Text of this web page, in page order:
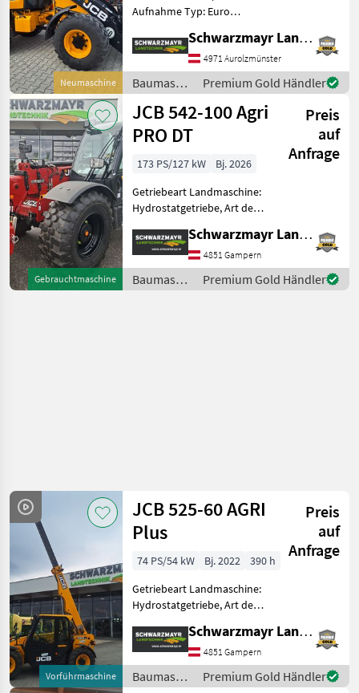
Neumaschine
Aufnahme Typ: Euro
Landmaschine:
Hydrostatgetriebe, hydr.
Geräteverriegelung, Kabine,
Klimaanlage,
Schnellwechselrahmen,
Zugmaul, Z
Schwarzmayr Landtechnik GmbH - Aurolzmünster
4971 Aurolzmünster
Baumaschinen
/ JCB
Premium Gold Händler
Gebrauchtmaschine
JCB 542-100 Agri
PRO DT
Preis
auf
Anfrage
173 PS/127 kW
Bj. 2026
Getriebeart Landmaschine:
Hydrostatgetriebe, Art der
Diesel,
Anhängevorrichtung, hydr.
Werkzeugverriegelung,
Klimaanlage, Sperrdiff.
Schwarzmayr Landtechnik GmbH - Gampern
4851 Gampern
Baumaschinen
/ JCB
Premium Gold Händler
Vorführmaschine
JCB 525-60 AGRI
Plus
Preis
auf
Anfrage
74 PS/54 kW Bj. 2022
390 h
Getriebeart Landmaschine:
Hydrostatgetriebe, Art der
Diesel, hydr.
Werkzeugverriegelung,
Sperrdiff. hinten, Sperrdiff.
vorne, Steuergerät dw Nr
Schwarzmayr Landtechnik GmbH - Gampern
4851 Gampern
BaumaschinenPremium Gold Händler